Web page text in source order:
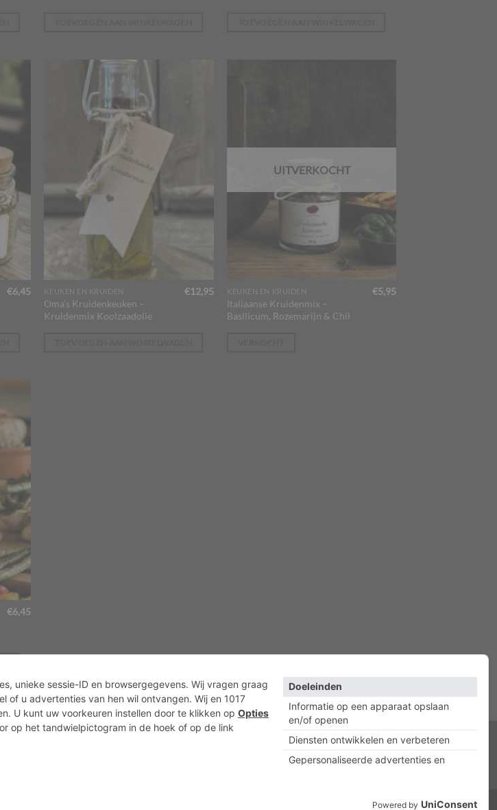
€6,45 KEUKEN EN KRUIDEN
Oma’s Kruidenkeuken –
Kruidenmix Koolzaadolie
€12,95
UITVERKOCHT
KEUKEN EN KRUIDEN
Italiaanse Kruidenmix –
Basilicum, Rozemarijn & Chil
€5,95
€6,45
Cookies